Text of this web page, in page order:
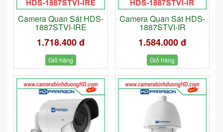
Camera Quan Sát HDS-
1887STVI-IRE
1.718.400 đ
Giỏ hàng
Camera Quan Sát HDS-
1887STVI-IR
1.584.000 đ
Giỏ hàng